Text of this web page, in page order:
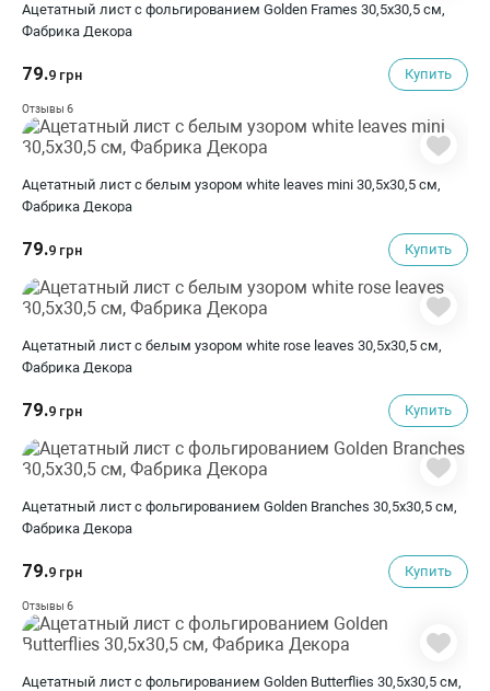
Ацетатный лист с фольгированием Golden Frames 30,5х30,5 см,
Фабрика Декора
79.9 грн Купить
Отзывы 6
Ацетатный лист с белым узором white leaves mini 30,5х30,5 см,
Фабрика Декора
79.9 грн Купить
Ацетатный лист с белым узором white rose leaves 30,5х30,5 см,
Фабрика Декора
79.9 грн Купить
Ацетатный лист с фольгированием Golden Branches 30,5х30,5 см,
Фабрика Декора
79.9 грн Купить
Отзывы 6
Ацетатный лист с фольгированием Golden Butterflies 30,5х30,5 см,